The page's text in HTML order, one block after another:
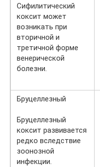
Сифилитический
коксит может
возникать при
вторичной и
третичной форме
венерической
болезни.
Бруцеллезный
Бруцеллезный
коксит развивается
редко вследствие
зоонозной
инфекции.